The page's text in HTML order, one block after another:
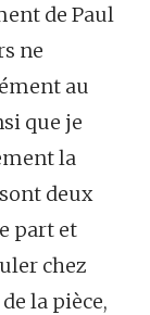
de Paul
ne
au
que je
la
deux
part et
chez
la pièce,